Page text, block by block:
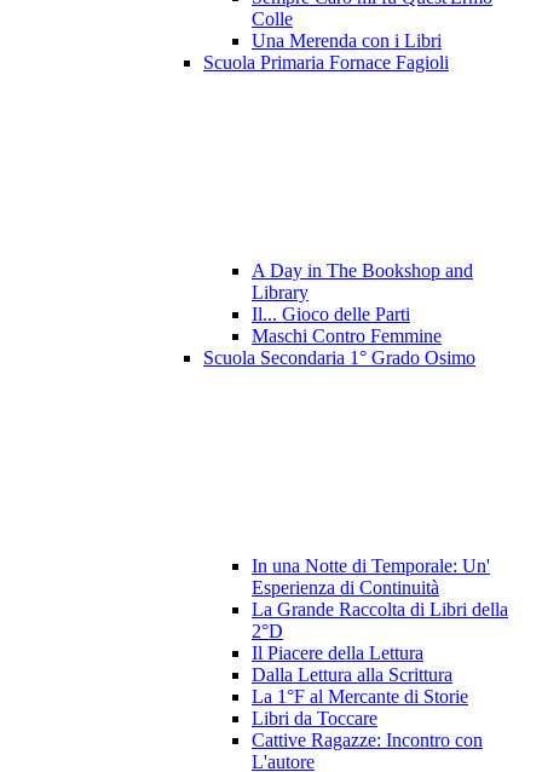
Colle
Una Merenda con i Libri
Scuola Primaria Fornace Fagioli
A Day in The Bookshop and
Library
Il... Gioco delle Parti
Maschi Contro Femmine
Scuola Secondaria 1° Grado Osimo
In una Notte di Temporale: Un'
Esperienza di Continuità
La Grande Raccolta di Libri della
2°D
Il Piacere della Lettura
Dalla Lettura alla Scrittura
La 1°F al Mercante di Storie
Libri da Toccare
Cattive Ragazze: Incontro con
L'autore